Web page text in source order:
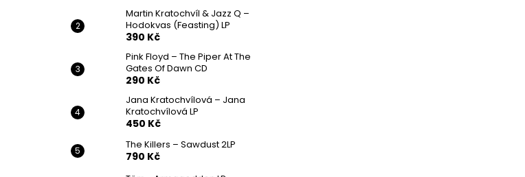
Martin Kratochvíl & Jazz Q ‎–
Hodokvas (Feasting) LP
390 Kč
Pink Floyd – The Piper At The
Gates Of Dawn CD
290 Kč
Jana Kratochvílová – Jana
Kratochvílová LP
450 Kč
The Killers – Sawdust 2LP
790 Kč